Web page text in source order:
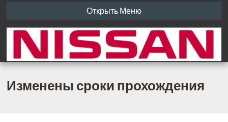
Открыть Меню
Изменены сроки прохождения